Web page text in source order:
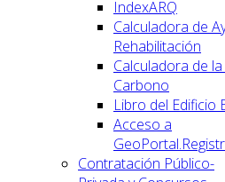
IndexARQ
Calculadora de
Rehabilitación
Calculadora de
Carbono
Libro del Edificio
Acceso a
Contratación Público-